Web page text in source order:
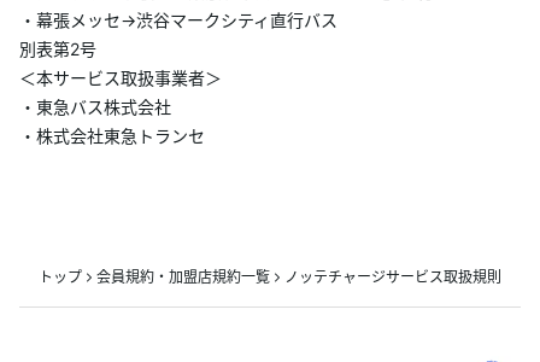
・幕張メッセ→渋谷マークシティ直行バス
別表第2号
＜本サービス取扱事業者＞
・東急バス株式会社
・株式会社東急トランセ
トップ 会員規約・加盟店規約一覧 ノッテチャージサービス取扱規則